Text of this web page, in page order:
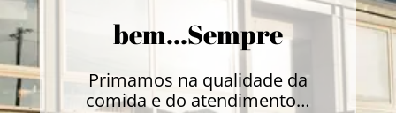
bem...Sempre
Primamos na qualidade da
comida e do atendimento…